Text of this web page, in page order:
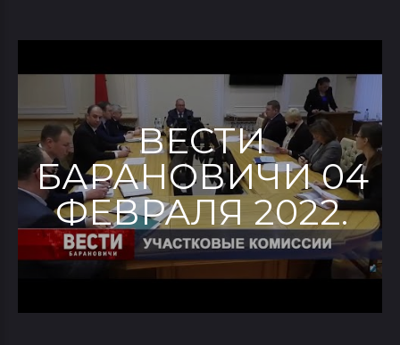
ВЕСТИ
БАРАНОВИЧИ 04
ФЕВРАЛЯ 2022.